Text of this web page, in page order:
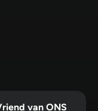
van ONS